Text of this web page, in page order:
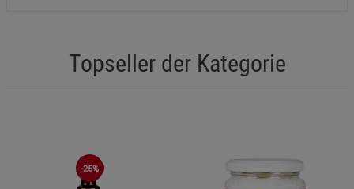
Topseller der Kategorie
-25%